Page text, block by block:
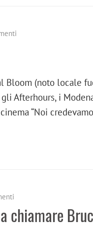
Bloom (noto locale
gli Afterhours, i
“Noi
chiamare